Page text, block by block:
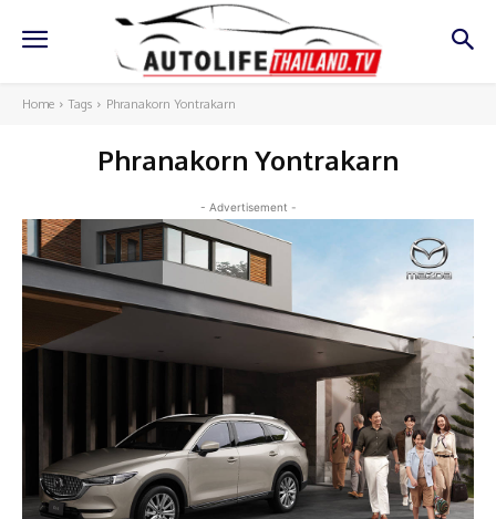
Home Tags Phranakorn Yontrakarn
Phranakorn Yontrakarn
- Advertisement -